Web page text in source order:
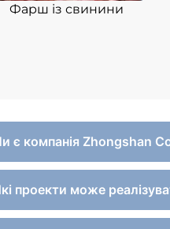
Фарш із свинини
є компанія Zhongshan
проекти може